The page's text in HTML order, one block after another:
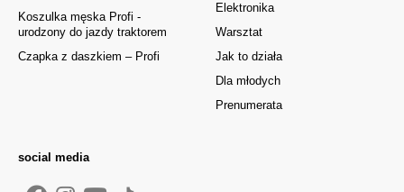
Elektronika
Warsztat
Jak to działa
Dla młodych
Prenumerata
Koszulka męska Profi -
urodzony do jazdy traktorem
Czapka z daszkiem – Profi
social media